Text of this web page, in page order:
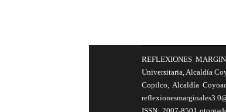
REFLEXIONES
Universitaria, Alcaldía
Copilco, Alcaldía